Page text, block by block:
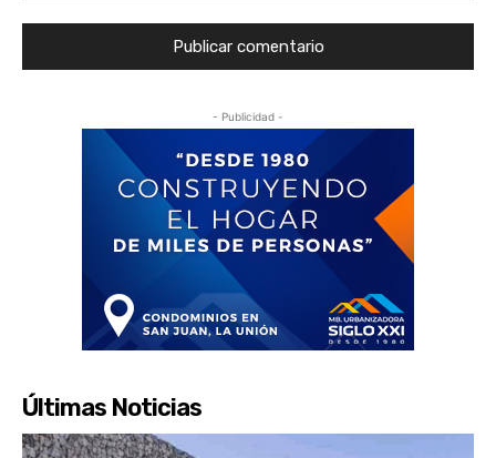
- Publicidad -
Últimas Noticias